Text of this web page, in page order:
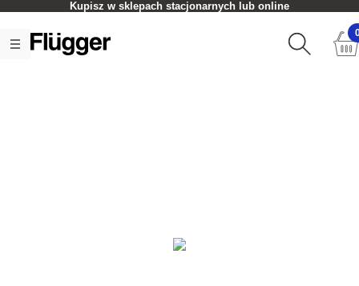
Kupisz w sklepach stacjonarnych lub online